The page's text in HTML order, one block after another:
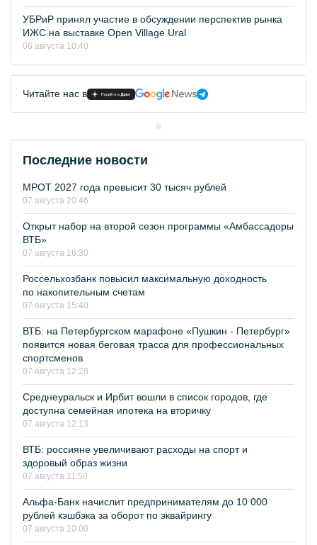
УБРиР принял участие в обсуждении перспектив рынка
ИЖС на выставке Open Village Ural
06 августа 10:40
Читайте нас в
Последние новости
МРОТ 2027 года превысит 30 тысяч рублей
07 августа 20:46
Открыт набор на второй сезон программы «Амбассадоры
ВТБ»
07 августа 16:30
Россельхозбанк повысил максимальную доходность
по накопительным счетам
07 августа 15:40
ВТБ: на Петербургском марафоне «Пушкин - Петербург»
появится новая беговая трасса для профессиональных
спортсменов
07 августа 12:28
Среднеуральск и Ирбит вошли в список городов, где
доступна семейная ипотека на вторичку
07 августа 12:13
ВТБ: россияне увеличивают расходы на спорт и
здоровый образ жизни
07 августа 11:50
Альфа-Банк начислит предпринимателям до 10 000
рублей кэшбэка за оборот по эквайрингу
07 августа 10:00